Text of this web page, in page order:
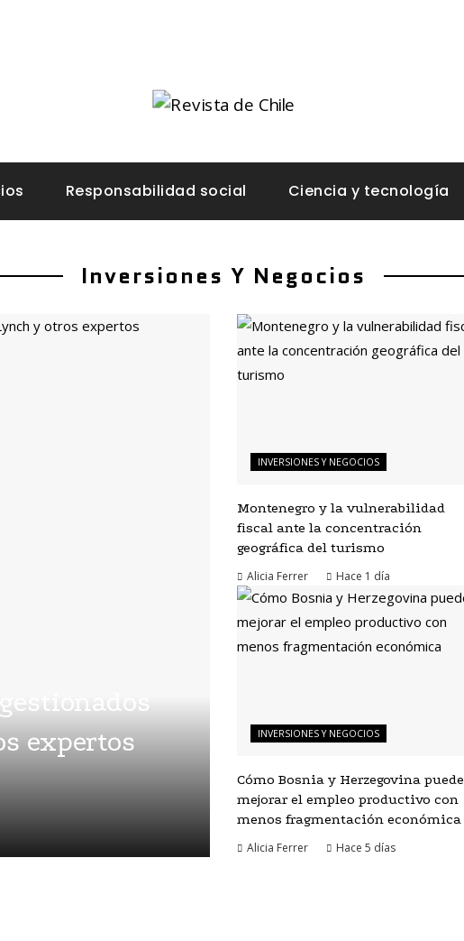
Responsabilidad social Ciencia y tecnología
Inversiones Y Negocios
expertos
INVERSIONES Y NEGOCIOS
Montenegro y la vulnerabilidad
fiscal ante la concentración
geográfica del turismo
Alicia Ferrer Hace 1 día
INVERSIONES Y NEGOCIOS
Cómo Bosnia y Herzegovina puede
mejorar el empleo productivo con
menos fragmentación económica
Alicia Ferrer Hace 5 días